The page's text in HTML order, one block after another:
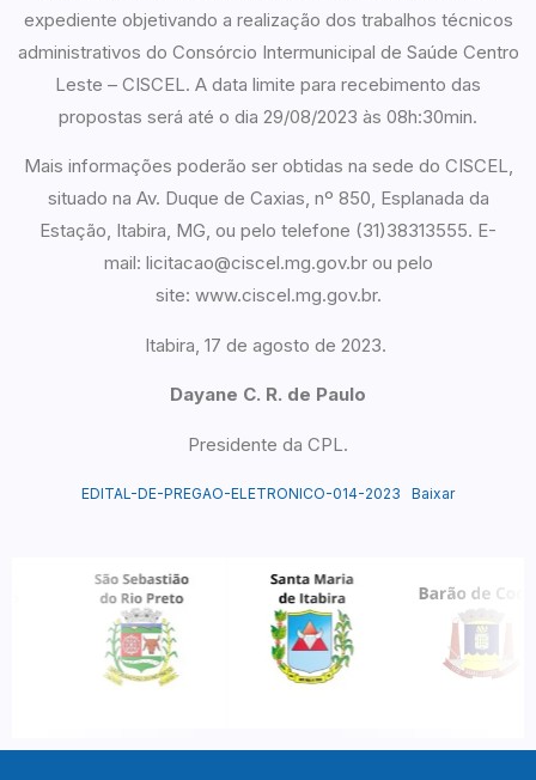
expediente objetivando a realização dos trabalhos técnicos
administrativos do Consórcio Intermunicipal de Saúde Centro
Leste – CISCEL. A data limite para recebimento das
propostas será até o dia 29/08/2023 às 08h:30min.
Mais informações poderão ser obtidas na sede do CISCEL,
situado na Av. Duque de Caxias, nº 850, Esplanada da
Estação, Itabira, MG, ou pelo telefone (31)38313555. E-
mail: licitacao@ciscel.mg.gov.br ou pelo
site: www.ciscel.mg.gov.br.
Itabira, 17 de agosto de 2023.
Dayane C. R. de Paulo
Presidente da CPL.
EDITAL-DE-PREGAO-ELETRONICO-014-2023 Baixar